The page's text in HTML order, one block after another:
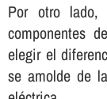
Por otro lado,
componentes
elegir el
se amolde de